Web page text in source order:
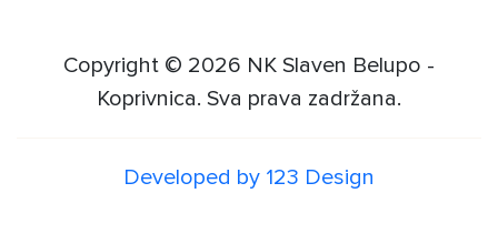
Copyright © 2026 NK Slaven Belupo -
Koprivnica. Sva prava zadržana.
Developed by 123 Design